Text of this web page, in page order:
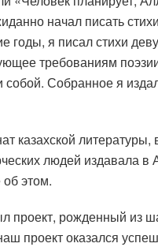
начал писать
годы, я писал стихи
требованиям
Собранное я
казахской
людей издавала
этом.
проект, рожденный из
проект оказался